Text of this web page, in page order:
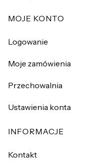
MOJE KONTO
Logowanie
Moje zamówienia
Przechowalnia
Ustawienia konta
INFORMACJE
Kontakt